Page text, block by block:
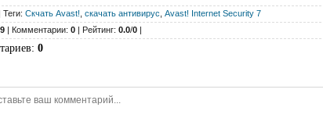
| Теги: Скчать Avast! скачать антивирус Avast! Internet Security 7
| Комментарии: 0 | Рейтинг: 0.0/0 |
: 0